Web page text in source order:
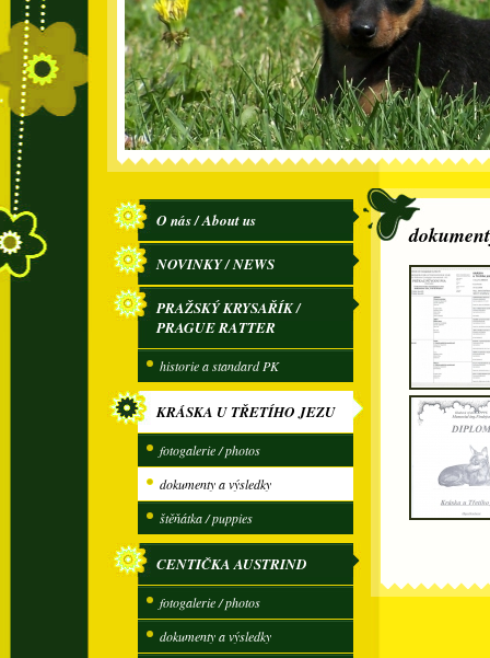
O nás / About us
NOVINKY / NEWS
PRAŽSKÝ KRYSAŘÍK /
PRAGUE RATTER
historie a standard PK
KRÁSKA U TŘETÍHO JEZU
fotogalerie / photos
dokumenty a výsledky
štěňátka / puppies
CENTIČKA AUSTRIND
fotogalerie / photos
dokumenty a výsledky